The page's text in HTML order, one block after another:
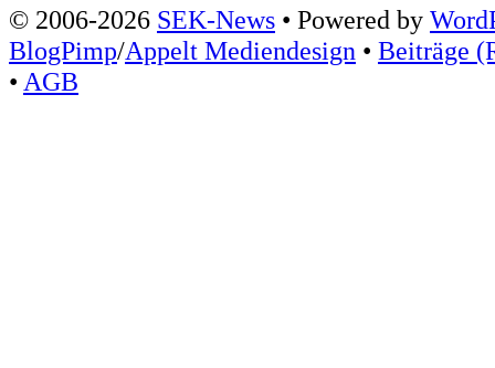
© 2006-2026 SEK-News • Powered by
BlogPimp/Appelt Mediendesign • Beiträge
• AGB